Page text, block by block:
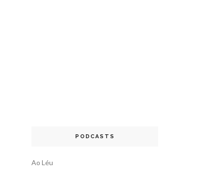
PODCASTS
Ao Léu